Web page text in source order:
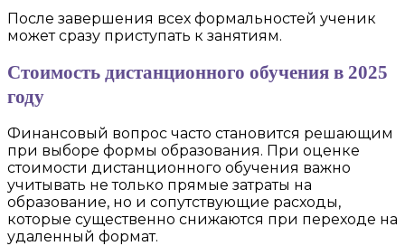
После завершения всех формальностей ученик
может сразу приступать к занятиям.
Стоимость дистанционного обучения в 2025
году
Финансовый вопрос часто становится решающим
при выборе формы образования. При оценке
стоимости дистанционного обучения важно
учитывать не только прямые затраты на
образование, но и сопутствующие расходы,
которые существенно снижаются при переходе на
удаленный формат.